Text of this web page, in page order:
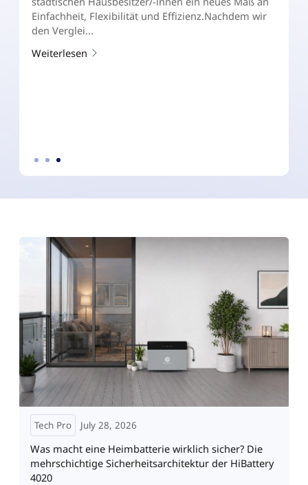
Einfachheit, Flexibilität und Effizienz.Nachdem wir
den Verglei...
Weiterlesen
Tech Pro July 28, 2026
Was macht eine Heimbatterie wirklich sicher? Die
mehrschichtige Sicherheitsarchitektur der HiBattery
4020